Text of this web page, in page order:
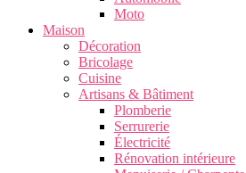
Moto
Maison
Décoration
Bricolage
Cuisine
Artisans & Bâtiment
Plomberie
Serrurerie
Électricité
Rénovation intérieure